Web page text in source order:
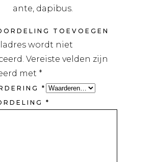
ante, dapibus.
TOEVOEGEN
wordt niet
Vereiste velden zijn
met *
*
*